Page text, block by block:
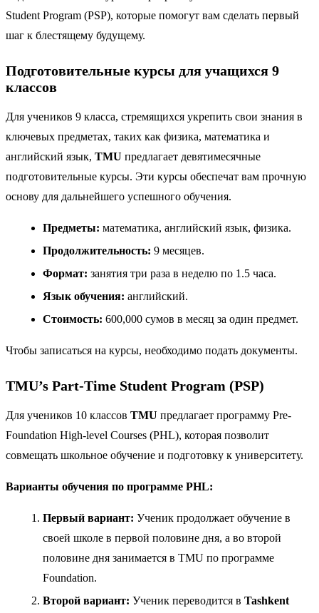
Student Program (PSP), которые помогут вам сделать первый
шаг к блестящему будущему.
Подготовительные курсы для учащихся 9
классов
Для учеников 9 класса, стремящихся укрепить свои знания в
ключевых предметах, таких как физика, математика и
английский язык, TMU предлагает девятимесячные
подготовительные курсы. Эти курсы обеспечат вам прочную
основу для дальнейшего успешного обучения.
Предметы: математика, английский язык, физика.
Продолжительность: 9 месяцев.
Формат: занятия три раза в неделю по 1.5 часа.
Язык обучения: английский.
Стоимость: 600,000 сумов в месяц за один предмет.
Чтобы записаться на курсы, необходимо подать документы.
TMU’s Part-Time Student Program (PSP)
Для учеников 10 классов TMU предлагает программу Pre-
Foundation High-level Courses (PHL), которая позволит
совмещать школьное обучение и подготовку к университету.
Варианты обучения по программе PHL:
Первый вариант: Ученик продолжает обучение в
своей школе в первой половине дня, а во второй
половине дня занимается в TMU по программе
Foundation.
Второй вариант: Ученик переводится в Tashkent